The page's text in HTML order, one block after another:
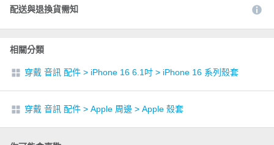
配送與退換貨需知
相關分類
穿戴 音訊 配件 > iPhone 16 6.1吋 > iPhone 16 系列殼套
穿戴 音訊 配件 > Apple 周邊 > Apple 殼套